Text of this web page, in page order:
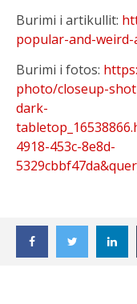
Burimi i artikullit:
popular-and-
Burimi i fotos:
photo/closeup-
dark-
4918-453c-8e8d-